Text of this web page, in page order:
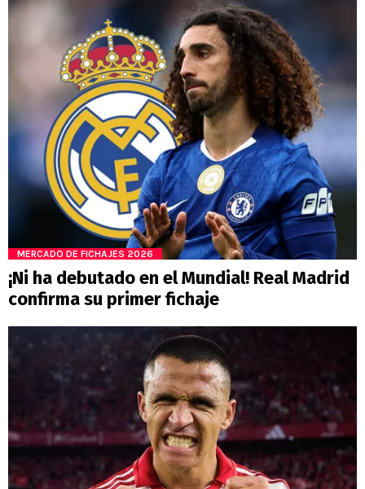
MERCADO DE FICHAJES 2026
¡Ni ha debutado en el Mundial! Real Madrid
confirma su primer fichaje